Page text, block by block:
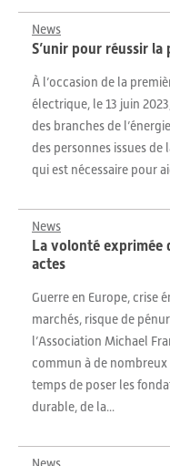
News
S’unir pour réussir la
À l’occasion de la
électrique, le 13 juin
des branches de
des personnes issues de
qui est nécessaire pour
News
La volonté exprimée
actes
Guerre en Europe, crise
marchés, risque de
l’Association Michael
commun à de
temps de poser les
durable, de la...